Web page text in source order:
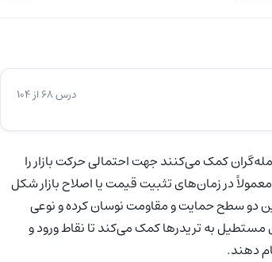
درس 68 از 104
کمک می‌کنند جهت احتمالی حرکت بازار را
در زمان‌های تثبیت قیمت یا اصلاح بازار شکل
دو سطح حمایت و مقاومت نوسان کرده و نوعی
به تریدرها کمک می‌کند تا نقاط ورود و
دهند.